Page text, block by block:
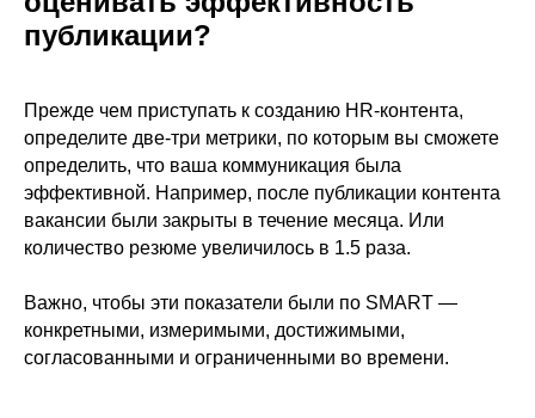
публикации?
Прежде чем приступать к созданию HR-контента,
определите две-три метрики, по которым вы сможете
определить, что ваша коммуникация была
эффективной. Например, после публикации контента
вакансии были закрыты в течение месяца. Или
количество резюме увеличилось в 1.5 раза.
Важно, чтобы эти показатели были по SMART —
конкретными, измеримыми, достижимыми,
согласованными и ограниченными во времени.